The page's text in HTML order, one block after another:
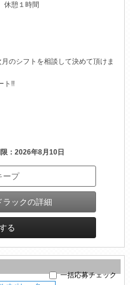
憩１時間
のシフトを相談して決めて頂けま
ト!!
：2026年8月10日
ープ
ラックの詳細
る
一括応募チェック